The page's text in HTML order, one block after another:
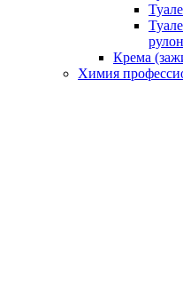
Крема
Химия